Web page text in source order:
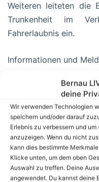
Bernau
deine
Wir verwenden Technologien
speichern und/oder darauf
Erlebnis zu verbessern und
anzuzeigen. Wenn du nicht
kann dies bestimmte
Klicke unten, um dem oben
Auswahl zu treffen. Deine
angewendet. Du kannst deine
Weiteren leiteten die
Trunkenheit im
Fahrerlaubnis ein.
Informationen und
NAVIGATION:
|Aktuelles aus und
„Wochenendbericht“